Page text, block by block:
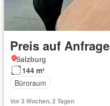
Preis auf Anfrage
Salzburg
144 m²
Büroraum
Vor 3 Wochen, 2 Tagen